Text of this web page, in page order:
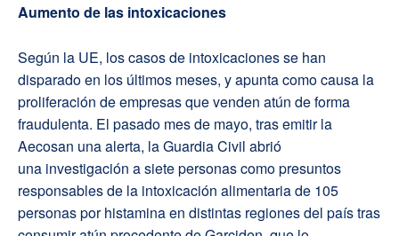
Aumento de las intoxicaciones
Según la UE, los casos de intoxicaciones se han
disparado en los últimos meses, y apunta como causa la
proliferación de empresas que venden atún de forma
fraudulenta. El pasado mes de mayo, tras emitir la
Aecosan una alerta, la Guardia Civil abrió
una investigación a siete personas como presuntos
responsables de la intoxicación alimentaria de 105
personas por histamina en distintas regiones del país tras